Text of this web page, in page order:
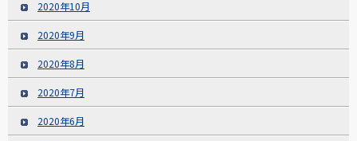
2020年10月
2020年9月
2020年8月
2020年7月
2020年6月